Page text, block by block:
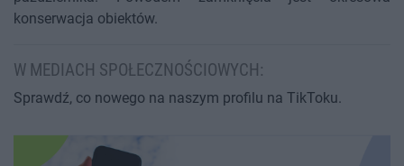
konserwacja obiektów.
W MEDIACH SPOŁECZNOŚCIOWYCH:
Sprawdź, co nowego na naszym profilu na TikToku.